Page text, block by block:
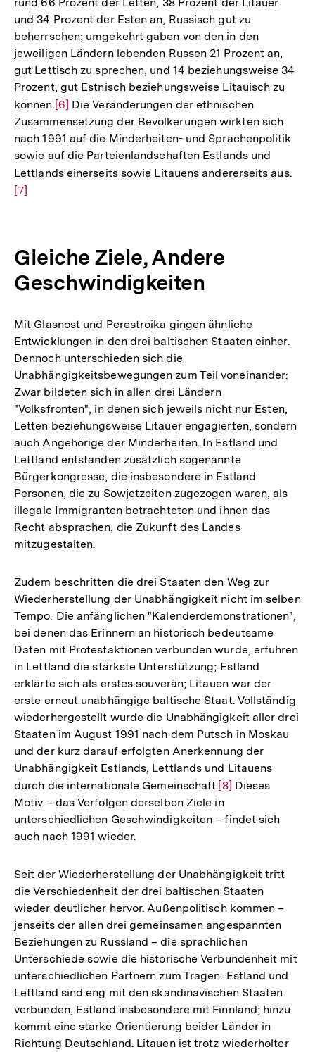
und 34 Prozent der Esten an, Russisch gut zu
beherrschen; umgekehrt gaben von den in den
jeweiligen Ländern lebenden Russen 21 Prozent an,
gut Lettisch zu sprechen, und 14 beziehungsweise 34
Prozent, gut Estnisch beziehungsweise Litauisch zu
können.Zur
Auflösung
der
Fußnote
[6] Die Veränderungen der ethnischen
Zusammensetzung der Bevölkerungen wirkten sich
nach 1991 auf die Minderheiten- und Sprachenpolitik
sowie auf die Parteienlandschaften Estlands und
Lettlands einerseits sowie Litauens andererseits aus.
[7]
Gleiche Ziele, Andere
Geschwindigkeiten
Mit Glasnost und Perestroika gingen ähnliche
Entwicklungen in den drei baltischen Staaten einher.
Dennoch unterschieden sich die
Unabhängigkeitsbewegungen zum Teil voneinander:
Zwar bildeten sich in allen drei Ländern
"Volksfronten", in denen sich jeweils nicht nur Esten,
Letten beziehungsweise Litauer engagierten, sondern
auch Angehörige der Minderheiten. In Estland und
Lettland entstanden zusätzlich sogenannte
Bürgerkongresse, die insbesondere in Estland
Personen, die zu Sowjetzeiten zugezogen waren, als
illegale Immigranten betrachteten und ihnen das
Recht absprachen, die Zukunft des Landes
mitzugestalten.
Zudem beschritten die drei Staaten den Weg zur
Wiederherstellung der Unabhängigkeit nicht im selben
Tempo: Die anfänglichen "Kalenderdemonstrationen",
bei denen das Erinnern an historisch bedeutsame
Daten mit Protestaktionen verbunden wurde, erfuhren
in Lettland die stärkste Unterstützung; Estland
erklärte sich als erstes souverän; Litauen war der
erste erneut unabhängige baltische Staat. Vollständig
wiederhergestellt wurde die Unabhängigkeit aller drei
Staaten im August 1991 nach dem Putsch in Moskau
und der kurz darauf erfolgten Anerkennung der
Unabhängigkeit Estlands, Lettlands und Litauens
durch die internationale Gemeinschaft.Zur
Auflösung
der
[8] Dieses
Motiv – das Verfolgen derselben Ziele in
unterschiedlichen Geschwindigkeiten – findet sich
auch nach 1991 wieder.
Seit der Wiederherstellung der Unabhängigkeit tritt
die Verschiedenheit der drei baltischen Staaten
wieder deutlicher hervor. Außenpolitisch kommen –
jenseits der allen drei gemeinsamen angespannten
Beziehungen zu Russland – die sprachlichen
Unterschiede sowie die historische Verbundenheit mit
unterschiedlichen Partnern zum Tragen: Estland und
Lettland sind eng mit den skandinavischen Staaten
verbunden, Estland insbesondere mit Finnland; hinzu
kommt eine starke Orientierung beider Länder in
Richtung Deutschland. Litauen ist trotz wiederholter